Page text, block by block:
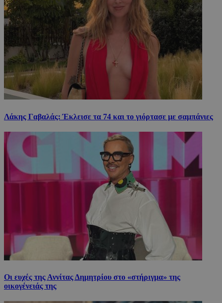
Λάκης Γαβαλάς: Έκλεισε τα 74 και το γιόρτασε με σαμπάνιες
Οι ευχές της Αννίτας Δημητρίου στο «στήριγμα» της
οικογένειάς της